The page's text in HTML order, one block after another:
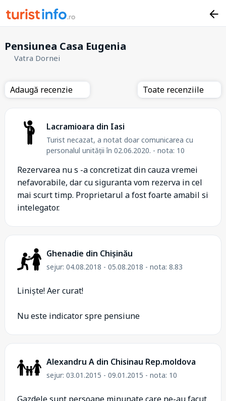
Pensiunea Casa Eugenia
Vatra Dornei
Adaugă recenzie Toate recenziile
Lacramioara din Iasi
Turist necazat, a notat doar comunicarea cu
personalul unității în 02.06.2020. - nota: 10
Rezervarea nu s -a concretizat din cauza vremei
nefavorabile, dar cu siguranta vom rezerva in cel
mai scurt timp. Proprietarul a fost foarte amabil si
intelegator.
Ghenadie din Chișinău
sejur: 04.08.2018 - 05.08.2018 - nota: 8.83
Liniște! Aer curat!
Nu este indicator spre pensiune
Alexandru A din Chisinau Rep.moldova
sejur: 03.01.2015 - 09.01.2015 - nota: 10